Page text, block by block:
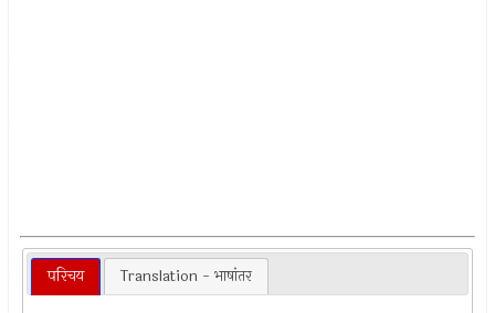
परिचय Translation - भाषांतर